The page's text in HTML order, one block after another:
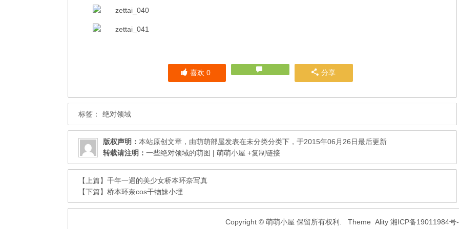
喜欢0 分享
标签： 绝对领域
版权声明： 本站原创文章，由萌萌部屋发表在未分类分类下，于2015年06月26日最后更新
转载请注明： 一些绝对领域的萌图 | 萌萌小屋 +复制链接
【上篇】 千年一遇的美少女桥本环奈写真
【下篇】 桥本环奈cos干物妹小埋
Copyright © 萌萌小屋 保留所有权利. Theme Ality 湘ICP备19011984号